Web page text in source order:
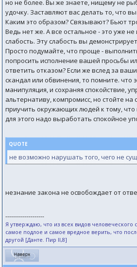
но не более. Вы же знаете, нищему не
удочку. Заставляют вас делать то, что
Каким это образом? Связывают? Бьют
Ведь нет же. А все остальное - это уже
слабость. Эту слабость вы
Просто подумайте, что проще -
попросить исполнение вашей просьбы
ответить отказом? Если же вслед за
скандал или обвинения, то помните. что
манипуляция, и сохраняя спокойствие,
альтернативу, компромисс, но стойте
приучить окружающих людей к тому, что
для этого надо выработать спокойное
QUOTE
не возможно нарушать того, чего не
незнание закона не освобождает от
--------------------
Я утверждаю, что из всех видов человеческого
самое подлое и самое вредное верить, что
другой [Данте. Пир II,8]